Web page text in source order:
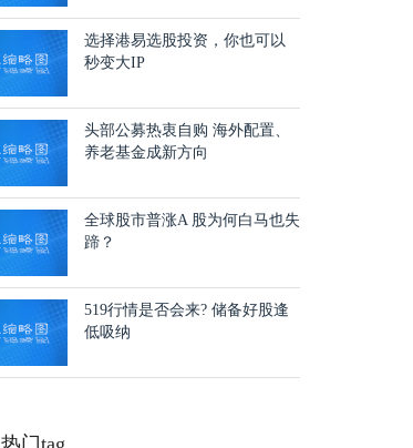
选择港易选股投资，你也可以
秒变大IP
头部公募热衷自购 海外配置、
养老基金成新方向
全球股市普涨A 股为何白马也失
蹄？
519行情是否会来? 储备好股逢
低吸纳
热门tag